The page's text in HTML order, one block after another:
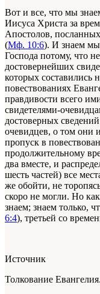
Вот и все, что мы
Иисуса Христа за
Апостолов,
(Мф. 10:6). И знаем мы
Господа потому, что
достовернейших
которых составились
повествованиях
правдивости всего
свидетелями-
достоверных
очевидцев, о том они
пропуск в
продолжительному
два вместе, и
шесть частей) все
же обойти, не
скоро не могли. Но
знаем; знаем только,
6:4), третьей со
Источник
Толкование